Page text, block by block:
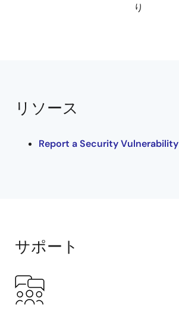
り
リソース
Report a Security Vulnerability
サポート